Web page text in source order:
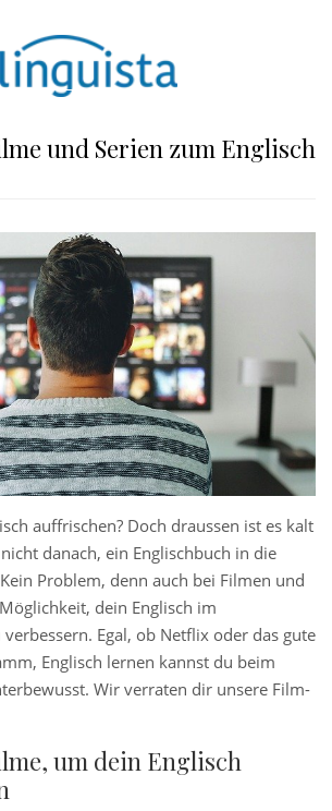
und Serien zum Englisch
auffrischen? Doch draussen ist es kalt
danach, ein Englischbuch in die
Problem, denn auch bei Filmen und
dein Englisch im
Egal, ob Netflix oder das gute
Englisch lernen kannst du beim
Wir verraten dir unsere Film-
um dein Englisch